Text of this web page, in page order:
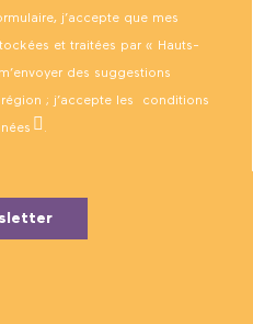
j’accepte que mes
et traitées par « Hauts-
des suggestions
; j’accepte les conditions
.